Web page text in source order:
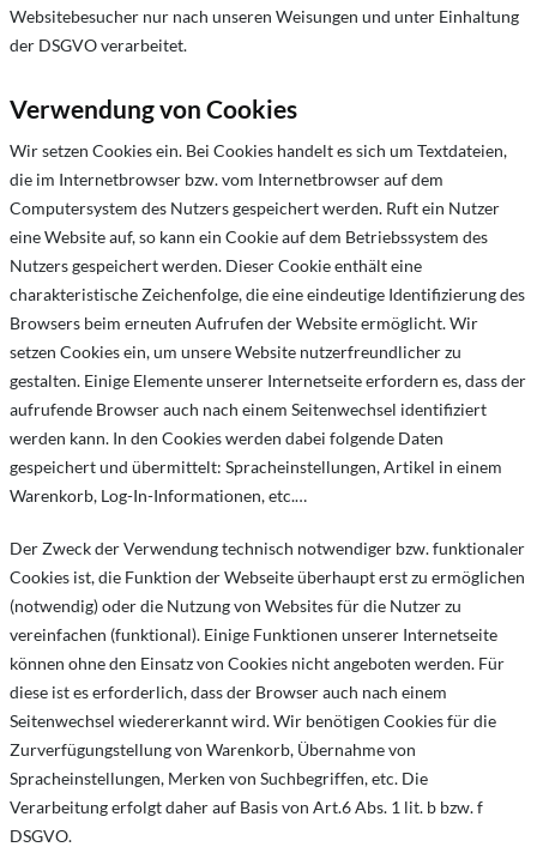
Websitebesucher nur nach unseren Weisungen und unter Einhaltung
der DSGVO verarbeitet.
Verwendung von Cookies
Wir setzen Cookies ein. Bei Cookies handelt es sich um Textdateien,
die im Internetbrowser bzw. vom Internetbrowser auf dem
Computersystem des Nutzers gespeichert werden. Ruft ein Nutzer
eine Website auf, so kann ein Cookie auf dem Betriebssystem des
Nutzers gespeichert werden. Dieser Cookie enthält eine
charakteristische Zeichenfolge, die eine eindeutige Identifizierung des
Browsers beim erneuten Aufrufen der Website ermöglicht. Wir
setzen Cookies ein, um unsere Website nutzerfreundlicher zu
gestalten. Einige Elemente unserer Internetseite erfordern es, dass der
aufrufende Browser auch nach einem Seitenwechsel identifiziert
werden kann. In den Cookies werden dabei folgende Daten
gespeichert und übermittelt: Spracheinstellungen, Artikel in einem
Warenkorb, Log-In-Informationen, etc.…
Der Zweck der Verwendung technisch notwendiger bzw. funktionaler
Cookies ist, die Funktion der Webseite überhaupt erst zu ermöglichen
(notwendig) oder die Nutzung von Websites für die Nutzer zu
vereinfachen (funktional). Einige Funktionen unserer Internetseite
können ohne den Einsatz von Cookies nicht angeboten werden. Für
diese ist es erforderlich, dass der Browser auch nach einem
Seitenwechsel wiedererkannt wird. Wir benötigen Cookies für die
Zurverfügungstellung von Warenkorb, Übernahme von
Spracheinstellungen, Merken von Suchbegriffen, etc. Die
Verarbeitung erfolgt daher auf Basis von Art.6 Abs. 1 lit. b bzw. f
DSGVO.